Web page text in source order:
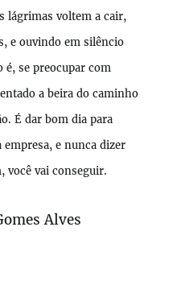
lágrimas voltem a cair,
e ouvindo em silêncio
é, se preocupar com
a beira do caminho
É dar bom dia para
e nunca dizer
você vai conseguir.
Alves